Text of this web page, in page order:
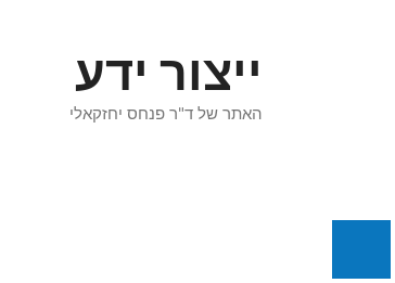
ייצור ידע
האתר של ד"ר פנחס יחזקאלי